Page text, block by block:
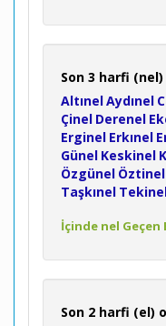
Son 3 harfi
AltınelAydınel
Çinel Derenel
Erginel Erkınel
Günel Keskinel
Özgünel Öztinel
Taşkınel
İçinde nel
Son 2 harfi (el)